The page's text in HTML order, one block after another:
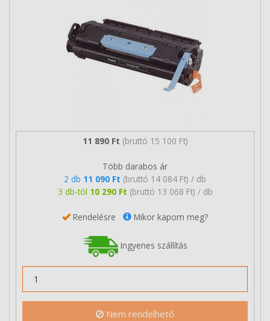
11 890 Ft (bruttó 15 100 Ft)
Több darabos ár
2 db 11 090 Ft (bruttó 14 084 Ft) / db
3 db-tól 10 290 Ft (bruttó 13 068 Ft) / db
Rendelésre Mikor kapom meg?
Ingyenes szállítás
Nem rendelhető